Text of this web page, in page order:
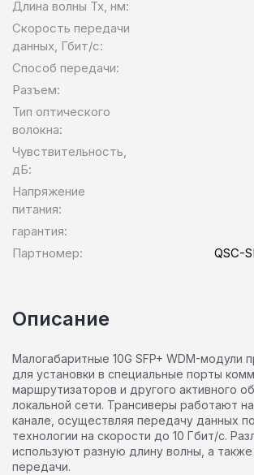
Длина волны Tx, нм:
Скорость передачи
данных, Гбит/c:
Способ передачи:
Разъем:
Тип оптического
волокна:
Чувствительность,
дБ:
Напряжение
питания:
гарантия:
Партномер:
QSC-
Описание
Малогабаритные 10G SFP+ WDM-модули
для установки в специальные порты
маршрутизаторов и другого активного
локальной сети. Трансиверы работают
канале, осуществляя передачу данных
технологии на скорости до 10 Гбит/с.
используют разную длину волны, а
передачи.